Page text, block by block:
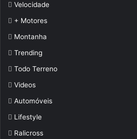
Velocidade
+ Motores
Montanha
Trending
Todo Terreno
Videos
Automóveis
Lifestyle
Ralicross